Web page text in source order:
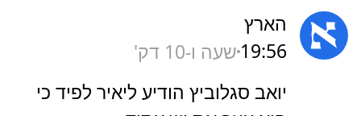
הארץ
19:56 שעה ו-10 דק'
‏יואב סגלוביץ הודיע ליאיר לפיד כי